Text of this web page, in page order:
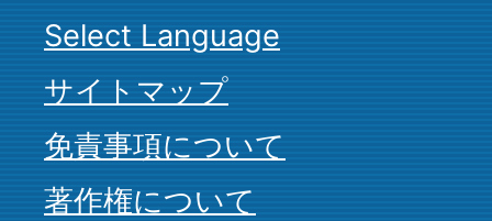
Select Language
サイトマップ
免責事項について
著作権について